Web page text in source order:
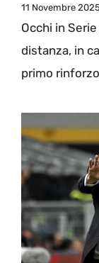
11 Novembre 2025
Occhi in
distanza, in
primo